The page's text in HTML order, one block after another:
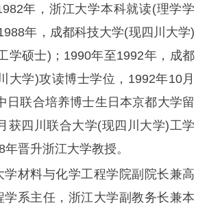
年，浙江大学本科就读(理学学
年，成都科技大学(现四川大学)
学硕士)；1990年至1992年，成都
大学)攻读博士学位，1992年10月
日联合培养博士生日本京都大学留
获四川联合大学(现四川大学)工学
晋升浙江大学教授。
材料与化学工程学院副院长兼高
学系主任，浙江大学副教务长兼本